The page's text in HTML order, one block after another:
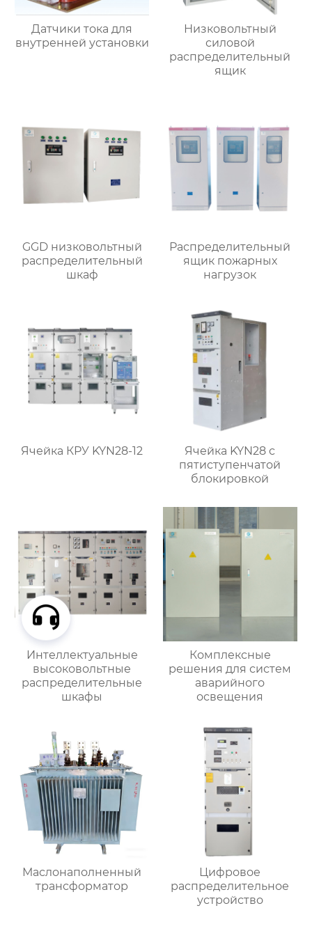
Датчики тока для
внутренней установки
Низковольтный
силовой
распределительный
ящик
GGD низковольтный
распределительный
шкаф
Распределительный
ящик пожарных
нагрузок
Ячейка КРУ KYN28-12
Ячейка KYN28 с
пятиступенчатой
блокировкой
Интеллектуальные
высоковольтные
распределительные
шкафы
Комплексные
решения для систем
аварийного
освещения
Маслонаполненный
трансформатор
Цифровое
распределительное
устройство